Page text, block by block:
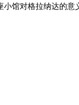
小馆对格拉纳达的